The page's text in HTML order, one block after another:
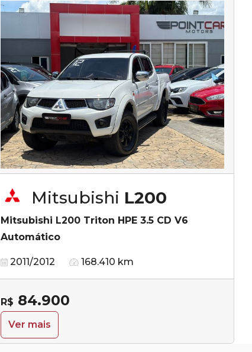
Mitsubishi L200
Mitsubishi L200 Triton HPE 3.5 CD V6
Automático
2011/2012 168.410 km
R$ 84.900
Ver mais